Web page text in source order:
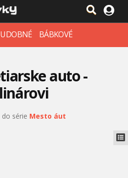
BÁBKOVÉ
auto -
do série Mesto áut